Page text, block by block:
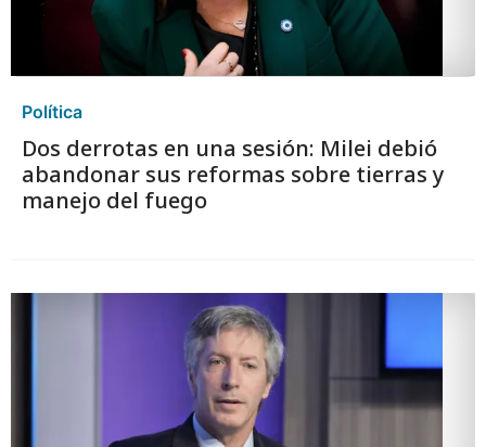
Política
Dos derrotas en una sesión: Milei debió
abandonar sus reformas sobre tierras y
manejo del fuego